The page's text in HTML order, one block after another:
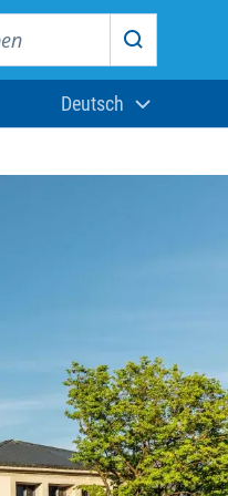
Suchen
Aktuelle
Deutsch